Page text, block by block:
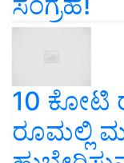
10 ಕೋಟಿ
ರೂಮಲ್ಲಿ